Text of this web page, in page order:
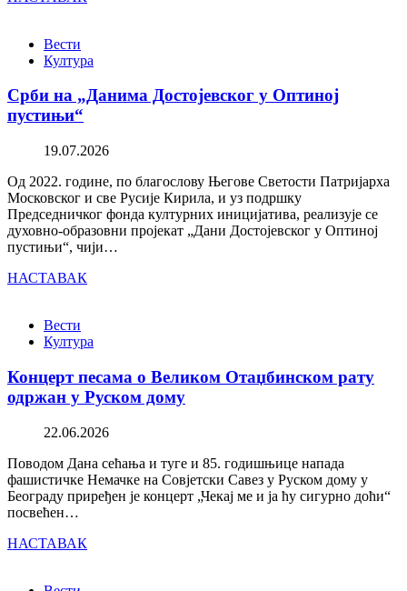
Вести
Култура
Срби на „Данима Достојевског у Оптиној
пустињи“
19.07.2026
Од 2022. године, по благослову Његове Светости Патријарха
Московског и све Русије Кирила, и уз подршку
Председничког фонда културних иницијатива, реализује се
духовно-образовни пројекат „Дани Достојевског у Оптиној
пустињи“, чији…
НАСТАВАК
Вести
Култура
Концерт песама о Великом Отаџбинском рату
одржан у Руском дому
22.06.2026
Поводом Дана сећања и туге и 85. годишњице напада
фашистичке Немачке на Совјетски Савез у Руском дому у
Београду приређен је концерт „Чекај ме и ја ћу сигурно доћи“
посвећен…
НАСТАВАК